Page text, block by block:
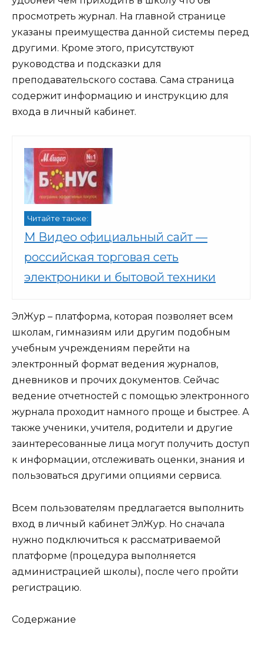
просмотреть журнал. На главной странице
указаны преимущества данной системы перед
другими. Кроме этого, присутствуют
руководства и подсказки для
преподавательского состава. Сама страница
содержит информацию и инструкцию для
входа в личный кабинет.
Читайте также:
М Видео официальный сайт —
российская торговая сеть
электроники и бытовой техники
ЭлЖур – платформа, которая позволяет всем
школам, гимназиям или другим подобным
учебным учреждениям перейти на
электронный формат ведения журналов,
дневников и прочих документов. Сейчас
ведение отчетностей с помощью электронного
журнала проходит намного проще и быстрее. А
также ученики, учителя, родители и другие
заинтересованные лица могут получить доступ
к информации, отслеживать оценки, знания и
пользоваться другими опциями сервиса.
Всем пользователям предлагается выполнить
вход в личный кабинет ЭлЖур. Но сначала
нужно подключиться к рассматриваемой
платформе (процедура выполняется
администрацией школы), после чего пройти
регистрацию.
Содержание